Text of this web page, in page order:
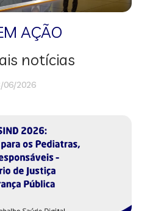
AÇÃO
notícias
06/2026